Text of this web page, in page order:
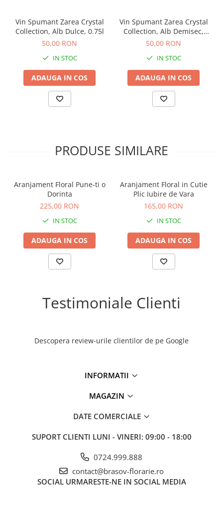
Vin Spumant Zarea Crystal
Collection, Alb Dulce, 0.75l
50,00 RON
IN STOC
ADAUGA IN COS
Vin Spumant Zarea Crystal
Collection, Alb Demisec,
0.75l
50,00 RON
IN STOC
ADAUGA IN COS
PRODUSE SIMILARE
Aranjament Floral Pune-ti o
Dorinta
225,00 RON
IN STOC
ADAUGA IN COS
Aranjament Floral in Cutie
Plic Iubire de Vara
165,00 RON
IN STOC
ADAUGA IN COS
Testimoniale Clienti
Descopera review-urile clientilor de pe Google
INFORMATII
MAGAZIN
DATE COMERCIALE
SUPORT CLIENTI LUNI - VINERI: 09:00 - 18:00
0724.999.888
contact@brasov-florarie.ro
SOCIAL URMARESTE-NE IN SOCIAL MEDIA